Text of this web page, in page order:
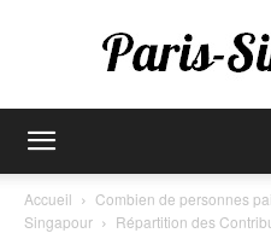
Accueil
Combien de personnes
Singapour
Répartition des